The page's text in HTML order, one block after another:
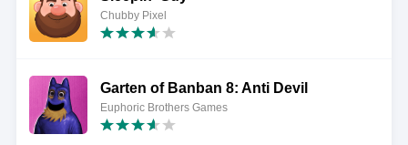
Chubby Pixel
Garten of Banban 8: Anti Devil
Euphoric Brothers Games